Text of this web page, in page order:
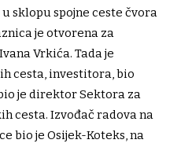
sklopu spojne ceste čvora
je otvorena za
Vrkića. Tada je
cesta, investitora, bio
je direktor Sektora za
cesta. Izvođač radova na
bio je Osijek-Koteks, na